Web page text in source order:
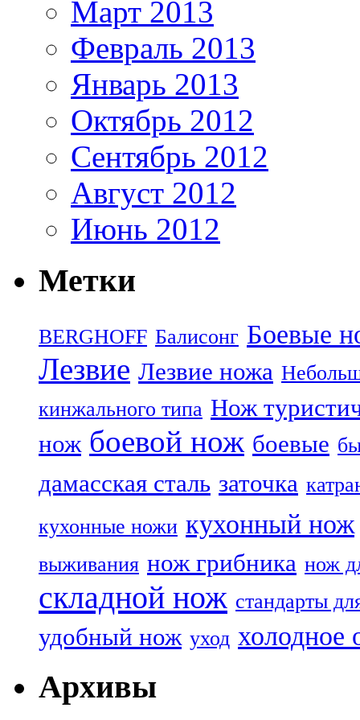
Март 2013
Февраль 2013
Январь 2013
Октябрь 2012
Сентябрь 2012
Август 2012
Июнь 2012
Метки
BERGHOFF Балисонг Боевые
Лезвие Лезвие ножа
кинжального типа Нож
нож боевой нож боевые
дамасская сталь заточка
кухонные ножи кухонный нож
выживания нож грибника нож
складной нож стандарты
удобный нож уход холодное
Архивы